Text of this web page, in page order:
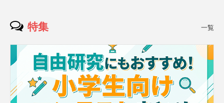
特集 一覧